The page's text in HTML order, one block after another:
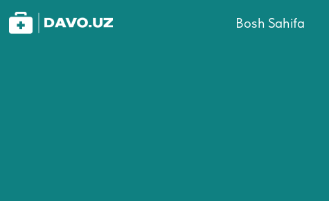
Bosh Sahifa